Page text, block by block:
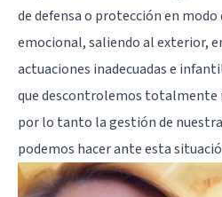
de defensa o protección en
emocional, saliendo al exterior,
actuaciones inadecuadas e
que descontrolemos totalmente
por lo tanto la gestión de
podemos hacer ante esta